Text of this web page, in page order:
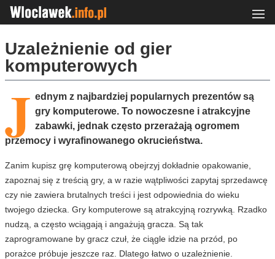
Uzależnienie od gier
komputerowych
J ednym z najbardziej popularnych prezentów są
gry komputerowe. To nowoczesne i atrakcyjne
zabawki, jednak często przerażają ogromem
przemocy i wyrafinowanego okrucieństwa.
Zanim kupisz grę komputerową obejrzyj dokładnie opakowanie,
zapoznaj się z treścią gry, a w razie wątpliwości zapytaj sprzedawcę
czy nie zawiera brutalnych treści i jest odpowiednia do wieku
twojego dziecka. Gry komputerowe są atrakcyjną rozrywką. Rzadko
nudzą, a często wciągają i angażują gracza. Są tak
zaprogramowane by gracz czuł, że ciągle idzie na przód, po
porażce próbuje jeszcze raz. Dlatego łatwo o uzależnienie.